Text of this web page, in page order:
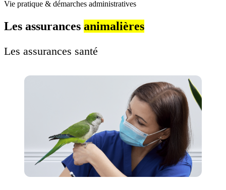
Vie pratique & démarches administratives
Les assurances animalières
Les assurances santé